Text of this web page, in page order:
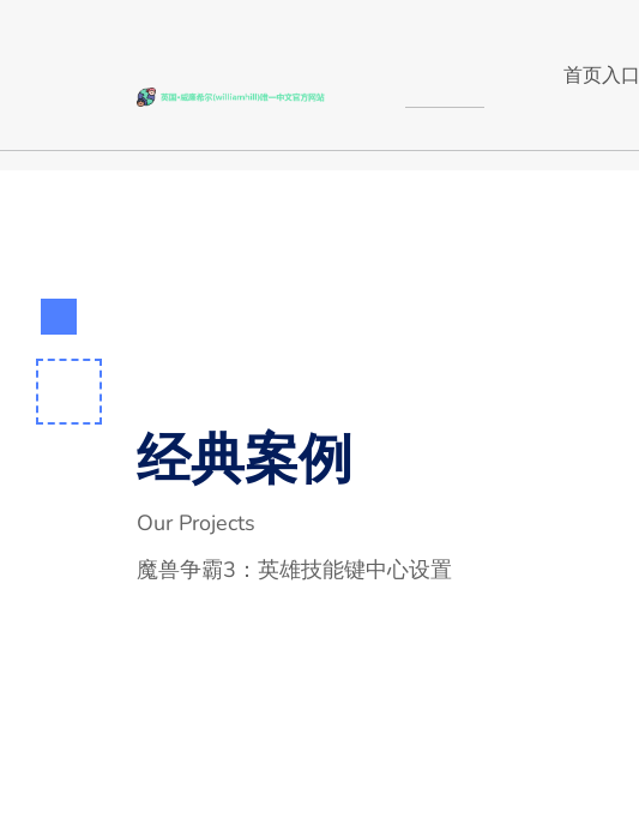
首页入口
经典案例
Our Projects
魔兽争霸3：英雄技能键中心设置